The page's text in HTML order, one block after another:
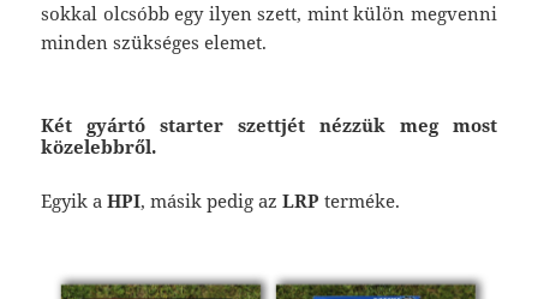
sokkal olcsóbb egy ilyen szett, mint külön megvenni
minden szükséges elemet.
Két gyártó starter szettjét nézzük meg most
közelebbről.
Egyik aHPI, másik pedig azLRP terméke.